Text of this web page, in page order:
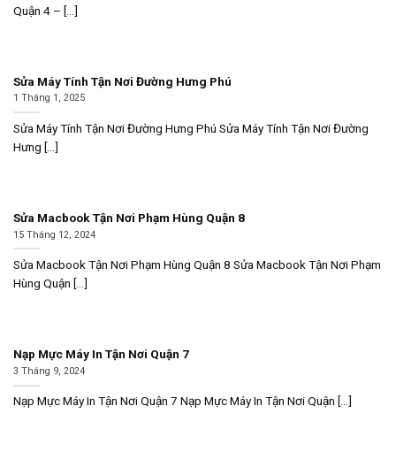
Quận 4 – [...]
Sửa Máy Tính Tận Nơi Đường Hưng Phú
1 Tháng 1, 2025
Sửa Máy Tính Tận Nơi Đường Hưng Phú Sửa Máy Tính Tận Nơi Đường
Hưng [...]
Sửa Macbook Tận Nơi Phạm Hùng Quận 8
15 Tháng 12, 2024
Sửa Macbook Tận Nơi Phạm Hùng Quận 8 Sửa Macbook Tận Nơi Phạm
Hùng Quận [...]
Nạp Mực Máy In Tận Nơi Quận 7
3 Tháng 9, 2024
Nạp Mực Máy In Tận Nơi Quận 7 Nạp Mực Máy In Tận Nơi Quận [...]